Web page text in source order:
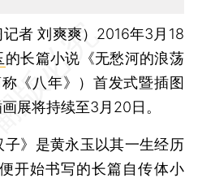
者 刘爽爽） 2016年3月18
的长篇小说《无愁河的浪荡
《八年》）首发式暨插图
展将持续至3月20日。
》是黄永玉以其一生经历
开始书写的长篇自传体小